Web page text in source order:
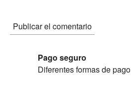
Pago seguro
Diferentes formas de pago